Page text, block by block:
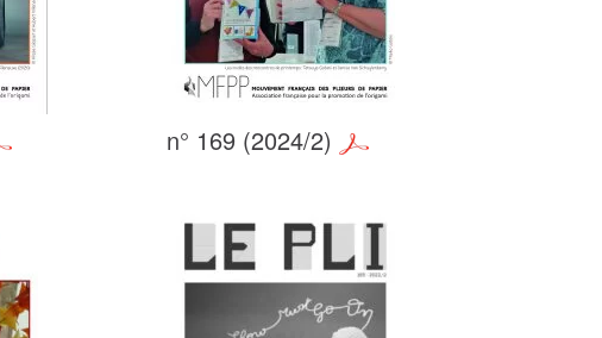
n° 169 (2024/2)